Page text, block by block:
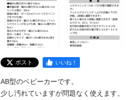
ポスト いいね！
AB型のベビーカーです。
少し汚れていますが問題なく使えます。